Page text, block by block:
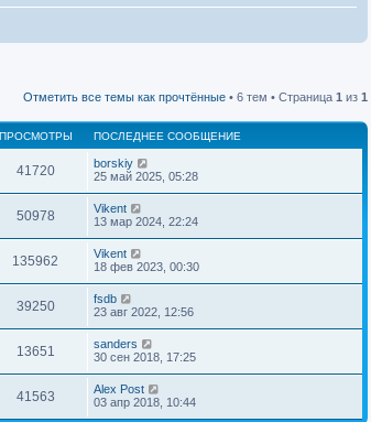
Отметить все темы как прочтённые • 6 тем • Страница 1 из 1
ПРОСМОТРЫ ПОСЛЕДНЕЕ СООБЩЕНИЕ
41720
borskiy
25 май 2025, 05:28
50978
Vikent
13 мар 2024, 22:24
135962
Vikent
18 фев 2023, 00:30
39250
fsdb
23 авг 2022, 12:56
13651
sanders
30 сен 2018, 17:25
41563
Alex Post
03 апр 2018, 10:44